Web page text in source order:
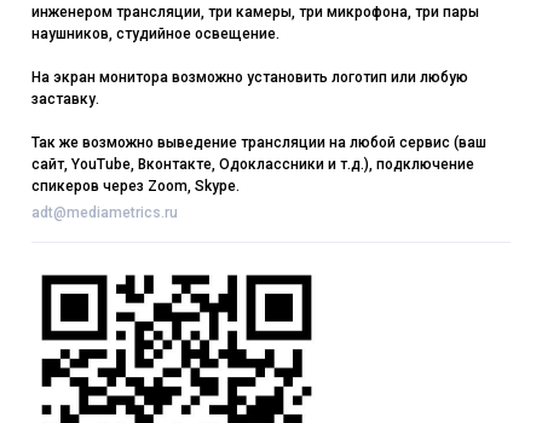
инженером трансляции, три камеры, три микрофона, три пары
наушников, студийное освещение.
На экран монитора возможно установить логотип или любую
заставку.
Так же возможно выведение трансляции на любой сервис (ваш
сайт, YouTube, Вконтакте, Одоклассники и т.д.), подключение
спикеров через Zoom, Skype.
adt@mediametrics.ru